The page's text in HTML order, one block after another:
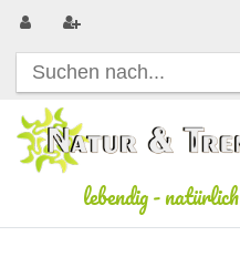
lebendig-natürlich